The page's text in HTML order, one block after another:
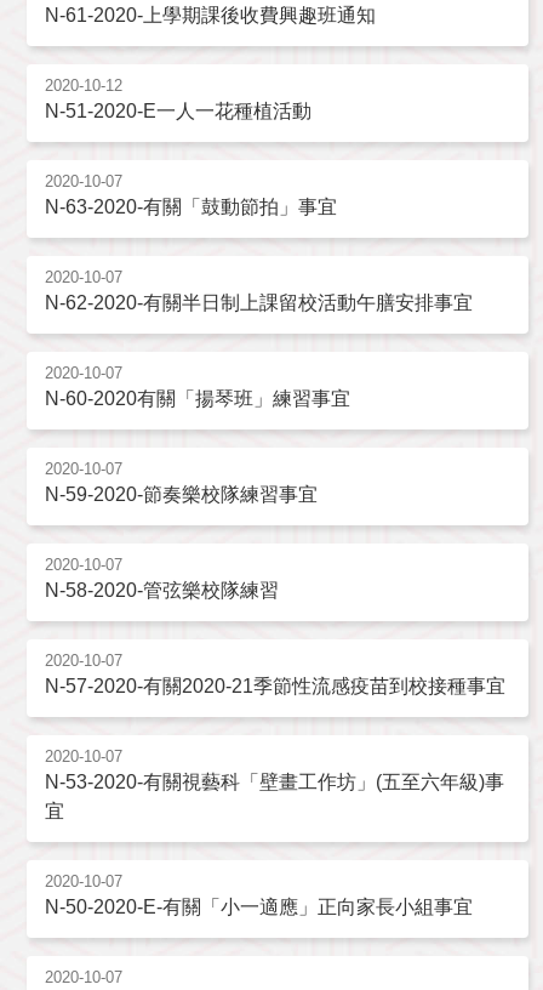
N-61-2020-上學期課後收費興趣班通知
2020-10-12
N-51-2020-E一人一花種植活動
2020-10-07
N-63-2020-有關「鼓動節拍」事宜
2020-10-07
N-62-2020-有關半日制上課留校活動午膳安排事宜
2020-10-07
N-60-2020有關「揚琴班」練習事宜
2020-10-07
N-59-2020-節奏樂校隊練習事宜
2020-10-07
N-58-2020-管弦樂校隊練習
2020-10-07
N-57-2020-有關2020-21季節性流感疫苗到校接種事宜
2020-10-07
N-53-2020-有關視藝科「壁畫工作坊」(五至六年級)事
宜
2020-10-07
N-50-2020-E-有關「小一適應」正向家長小組事宜
2020-10-07